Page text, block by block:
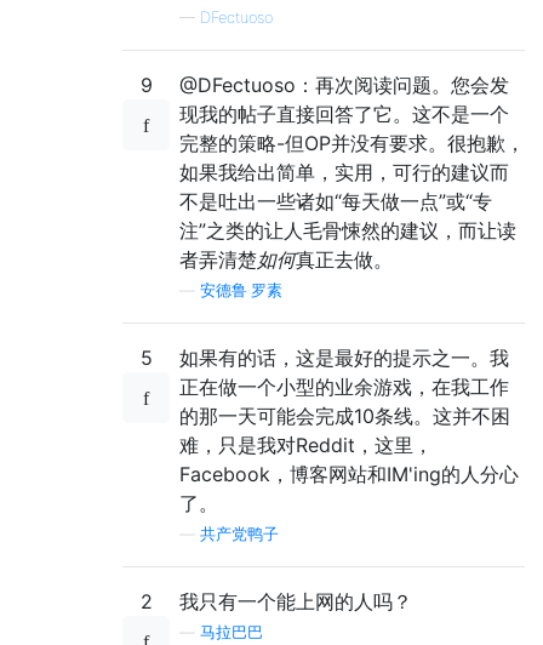
— DFectuoso
9
@DFectuoso：再次阅读问题。您会发
现我的帖子直接回答了它。这不是一个
完整的策略-但OP并没有要求。很抱歉，
如果我给出简单，实用，可行的建议而
不是吐出一些诸如“每天做一点”或“专
注”之类的让人毛骨悚然的建议，而让读
者弄清楚如何真正去做。
安德鲁·罗素
5
如果有的话，这是最好的提示之一。我
正在做一个小型的业余游戏，在我工作
的那一天可能会完成10条线。这并不困
难，只是我对Reddit，这里，
Facebook，博客网站和IM'ing的人分心
了。
共产党鸭子
2 我只有一个能上网的人吗？
马拉巴巴